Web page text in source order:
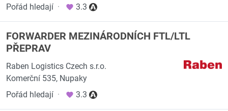
Pořád hledají · 3.3
FORWARDER MEZINÁRODNÍCH FTL/LTL
PŘEPRAV
Raben Logistics Czech s.r.o.
Komerční 535, Nupaky
Pořád hledají · 3.3